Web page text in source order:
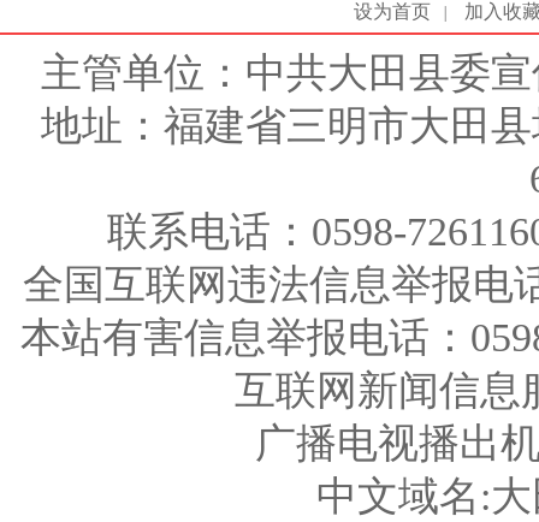
设为首页 加入收
主管单位：中共大田县委
地址：福建省三明市大田
联系电话：0598-
全国互联网违法信息举报电
本站有害信息举报电话：
互联网新闻信息
广播电视播出
中文域名: